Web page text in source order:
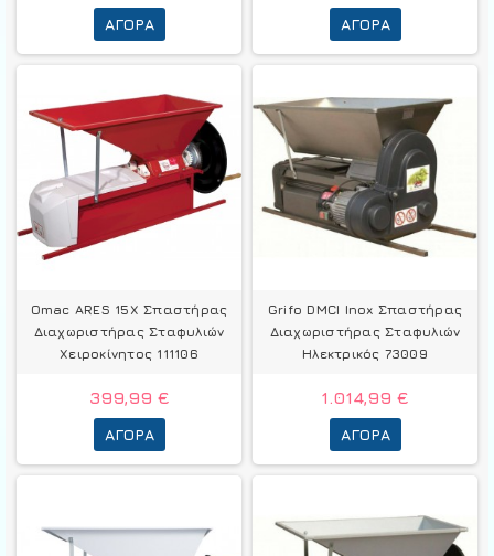
ΑΓΟΡΆ ΑΓΟΡΆ
Omac ARES 15X Σπαστήρας
Διαχωριστήρας Σταφυλιών
Χειροκίνητος 111106
399,99 €
ΑΓΟΡΆ
Grifo DMCI Inox Σπαστήρας
Διαχωριστήρας Σταφυλιών
Ηλεκτρικός 73009
1.014,99 €
ΑΓΟΡΆ